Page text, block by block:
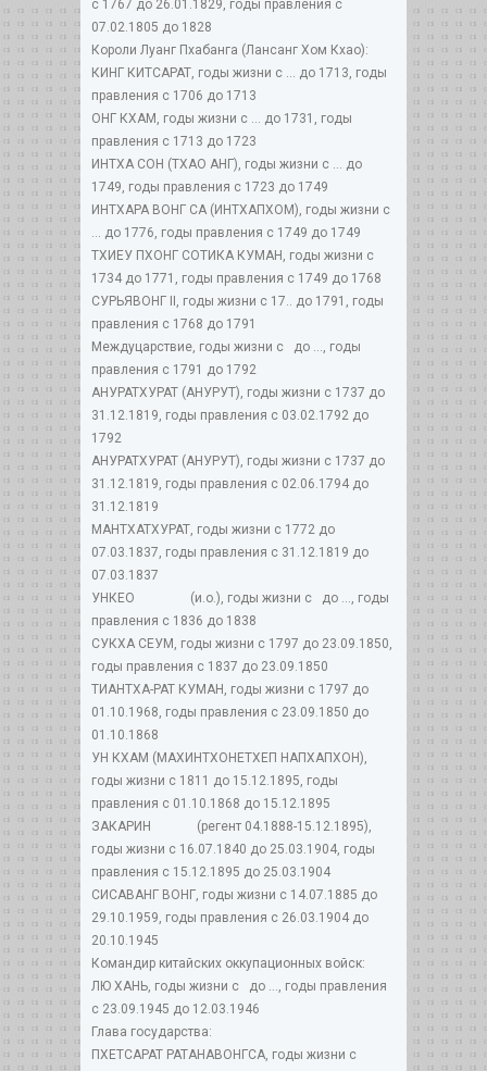
с 1767 до 26.01.1829, годы правления с
07.02.1805 до 1828
Короли Луанг Пхабанга (Лансанг Хом Кхао):
КИНГ КИТСАРАТ, годы жизни с ... до 1713, годы
правления с 1706 до 1713
ОНГ КХАМ, годы жизни с ... до 1731, годы
правления с 1713 до 1723
ИНТХА СОН (ТХАО АНГ), годы жизни с ... до
1749, годы правления с 1723 до 1749
ИНТХАРА ВОНГ СА (ИНТХАПХОМ), годы жизни с
... до 1776, годы правления с 1749 до 1749
ТХИЕУ ПХОНГ СОТИКА КУМАН, годы жизни с
1734 до 1771, годы правления с 1749 до 1768
СУРЬЯВОНГ II, годы жизни с 17.. до 1791, годы
правления с 1768 до 1791
Междуцарствие, годы жизни с до ..., годы
правления с 1791 до 1792
АНУРАТХУРАТ (АНУРУТ), годы жизни с 1737 до
31.12.1819, годы правления с 03.02.1792 до
1792
АНУРАТХУРАТ (АНУРУТ), годы жизни с 1737 до
31.12.1819, годы правления с 02.06.1794 до
31.12.1819
МАНТХАТХУРАТ, годы жизни с 1772 до
07.03.1837, годы правления с 31.12.1819 до
07.03.1837
УНКЕО (и.о.), годы жизни с до ..., годы
правления с 1836 до 1838
СУКХА СЕУМ, годы жизни с 1797 до 23.09.1850,
годы правления с 1837 до 23.09.1850
ТИАНТХА-РАТ КУМАН, годы жизни с 1797 до
01.10.1968, годы правления с 23.09.1850 до
01.10.1868
УН КХАМ (МАХИНТХОНЕТХЕП НАПХАПХОН),
годы жизни с 1811 до 15.12.1895, годы
правления с 01.10.1868 до 15.12.1895
ЗАКАРИН (регент 04.1888-15.12.1895),
годы жизни с 16.07.1840 до 25.03.1904, годы
правления с 15.12.1895 до 25.03.1904
СИСАВАНГ ВОНГ, годы жизни с 14.07.1885 до
29.10.1959, годы правления с 26.03.1904 до
20.10.1945
Командир китайских оккупационных войск:
ЛЮ ХАНЬ, годы жизни с до ..., годы правления
с 23.09.1945 до 12.03.1946
Глава государства:
ПХЕТСАРАТ РАТАНАВОНГCА, годы жизни с